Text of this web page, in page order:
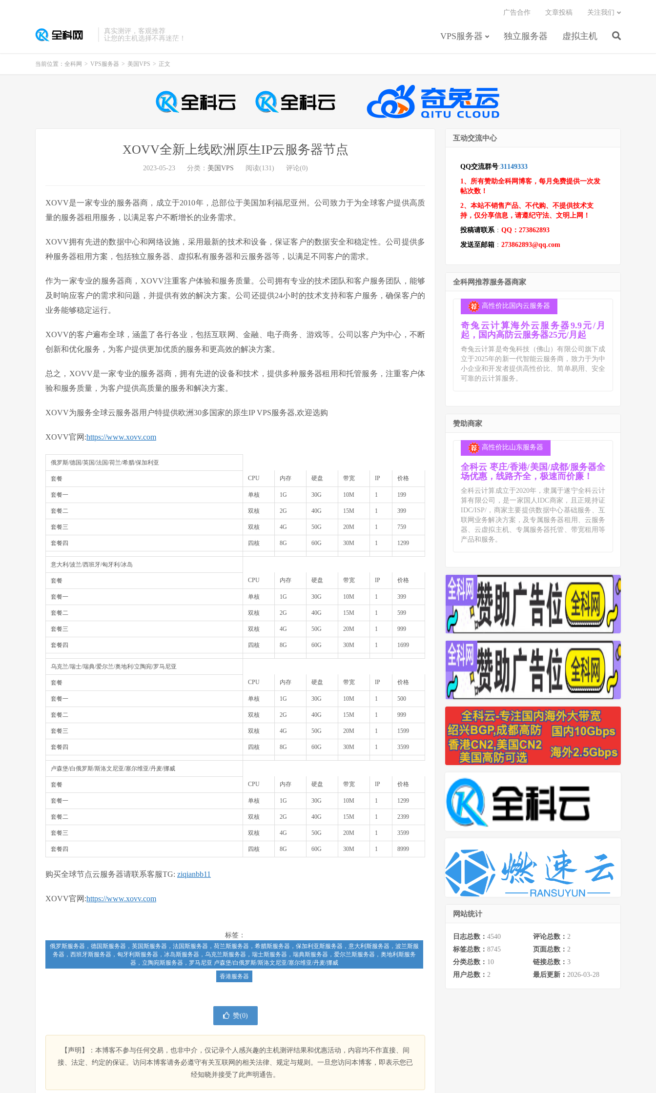
真实测评，客观推荐
让您的主机选择不再迷茫！
VPS服务器 独立服务器 虚拟主机
广告合作 文章投稿 关注我们
当前位置： 全科网 > VPS服务器 > 美国VPS > 正文
XOVV全新上线欧洲原生IP云服务器节点
2023-05-23 分类： 美国VPS 阅读(131) 评论(0)
XOVV是一家专业的服务器商，成立于2010年，总部位于美国加利福尼亚州。公司致力于为全球客户提供高质
量的服务器租用服务，以满足客户不断增长的业务需求。
XOVV拥有先进的数据中心和网络设施，采用最新的技术和设备，保证客户的数据安全和稳定性。公司提供多
种服务器租用方案，包括独立服务器、虚拟私有服务器和云服务器等，以满足不同客户的需求。
作为一家专业的服务器商，XOVV注重客户体验和服务质量。公司拥有专业的技术团队和客户服务团队，能够
及时响应客户的需求和问题，并提供有效的解决方案。公司还提供24小时的技术支持和客户服务，确保客户的
业务能够稳定运行。
XOVV的客户遍布全球，涵盖了各行各业，包括互联网、金融、电子商务、游戏等。公司以客户为中心，不断
创新和优化服务，为客户提供更加优质的服务和更高效的解决方案。
总之，XOVV是一家专业的服务器商，拥有先进的设备和技术，提供多种服务器租用和托管服务，注重客户体
验和服务质量，为客户提供高质量的服务和解决方案。
XOVV为服务全球云服务器用户特提供欧洲30多国家的原生IP VPS服务器,欢迎选购
XOVV官网 :https://www.xovv.com
俄罗斯/德国/英国/法国/荷兰/希腊/保加利亚
套餐 CPU 内存 硬盘 带宽 IP 价格
套餐一 单核 1G 30G 10M 1 199
套餐二 双核 2G 40G 15M 1 399
套餐三 双核 4G 50G 20M 1 759
套餐四 四核 8G 60G 30M 1 1299
意大利/波兰/西班牙/匈牙利/冰岛
套餐 CPU 内存 硬盘 带宽 IP 价格
套餐一 单核 1G 30G 10M 1 399
套餐二 双核 2G 40G 15M 1 599
套餐三 双核 4G 50G 20M 1 999
套餐四 四核 8G 60G 30M 1 1699
乌克兰/瑞士/瑞典/爱尔兰/奥地利/立陶宛/罗马尼亚
套餐 CPU 内存 硬盘 带宽 IP 价格
套餐一 单核 1G 30G 10M 1 500
套餐二 双核 2G 40G 15M 1 999
套餐三 双核 4G 50G 20M 1 1599
套餐四 四核 8G 60G 30M 1 3599
卢森堡/白俄罗斯/斯洛文尼亚/塞尔维亚/丹麦/挪威
套餐 CPU 内存 硬盘 带宽 IP 价格
套餐一 单核 1G 30G 10M 1 1299
套餐二 双核 2G 40G 15M 1 2399
套餐三 双核 4G 50G 20M 1 3599
套餐四 四核 8G 60G 30M 1 8999
购买全球节点云服务器请联系客服TG: ziqianbb11
XOVV官网:https://www.xovv.com
标签：
俄罗斯服务器，德国斯服务器，英国斯服务器，法国斯服务器，荷兰斯服务器，希腊斯服务器，保加利亚斯服务器，意大利斯服务器，波兰斯服
务器，西班牙斯服务器，匈牙利斯服务器，冰岛斯服务器，乌克兰斯服务器，瑞士斯服务器，瑞典斯服务器，爱尔兰斯服务器，奥地利斯服务
器，立陶宛斯服务器，罗马尼亚 卢森堡/白俄罗斯/斯洛文尼亚/塞尔维亚/丹麦/挪威
香港服务器
赞(0)
【声明】：本博客不参与任何交易，也非中介，仅记录个人感兴趣的主机测评结果和优惠活动，内容均不作直接、间
接、法定、约定的保证。访问本博客请务必遵守有关互联网的相关法律、规定与规则。一旦您访问本博客，即表示您已
经知晓并接受了此声明通告。
互动交流中心
QQ交流群号:31149333
1、所有赞助全科网博客，每月免费提供一次发
帖次数！
2、本站不销售产品、不代购、不提供技术支
持，仅分享信息，请遵纪守法、文明上网！
投稿请联系： QQ：273862893
发送至邮箱 ： 273862893@qq.com
全科网推荐服务器商家
高性价比国内云服务器
奇兔云计算海外云服务器9.9元/月
起，国内高防云服务器25元/月起
奇兔云计算是奇兔科技（佛山）有限公司旗下成
立于2025年的新一代智能云服务商，致力于为中
小企业和开发者提供高性价比、简单易用、安全
可靠的云计算服务。
赞助商家
高性价比山东服务器
全科云 枣庄/香港/美国/成都/服务器全
场优惠，线路齐全，极速而价廉！
全科云计算成立于2020年，隶属于遂宁全科云计
算有限公司，是一家国人IDC商家，且正规持证
IDC/ISP/，商家主要提供数据中心基础服务、互
联网业务解决方案，及专属服务器租用、云服务
器、云虚拟主机、专属服务器托管、带宽租用等
产品和服务。
网站统计
日志总数： 4540 评论总数： 2
标签总数： 8745 页面总数： 2
分类总数： 10 链接总数： 3
用户总数： 2 最后更新： 2026-03-28